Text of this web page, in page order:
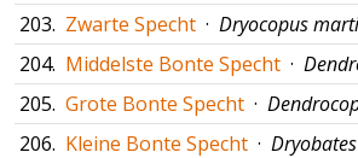
203. Zwarte Specht · Dryocopus
204. Middelste Bonte Specht ·
205. Grote Bonte Specht ·
206. Kleine Bonte Specht ·